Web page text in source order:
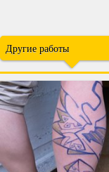
Другие работы